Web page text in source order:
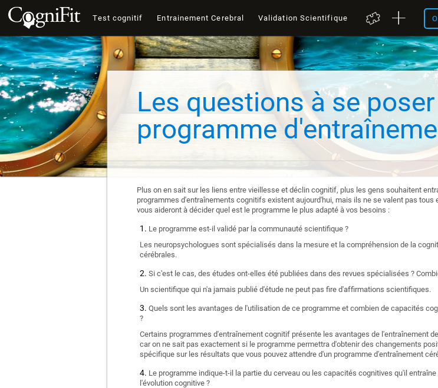
Test cognitif Entrainement Cerebral Validation Scientifique
Les questions à se
programme
Plus on en sait sur les liens entre vieillesse et déclin cognitif, plus les gens souhaitent
programmes d'entraînements cognitifs existent aujourd'hui, mais ils ne se valent pas
vous aideront à décider quel est le programme le plus adapté à vos besoins :
Le programme est-il validé par la communauté scientifique ?
Les neuropsychologues sont spécialisés dans la mesure et la compréhension de la
cérébrales.
Si c'est le cas, des études ont-elles été publiées dans des revues spécialisées ?
Un scientifique qui n'a jamais publié d'étude ne peut pas fire d'affirmations scientifiques.
Quels sont les avantages de l'utilisation de ce programme et combien de capacités
?
Certains programmes d'entraînement cognitif présente les avantages de l'entraînement
car on ne sait pas exactement si le programme permettra d'obtenir des changements
spécifique sur les résultats que vous pouvez attendre d'un programme d'entraînement
Le programme indique-t-il la partie du cerveau ou les capacités cognitives qu'il
l'évolution cognitive ?